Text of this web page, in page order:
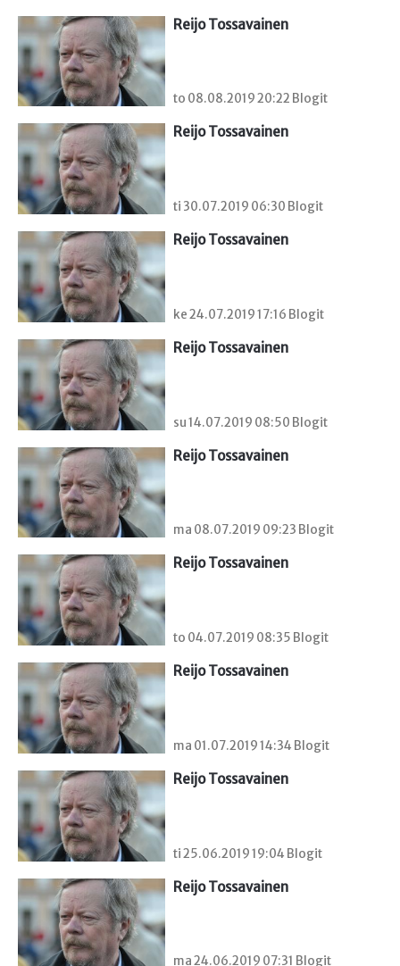
Reijo Tossavainen
to 08.08.2019 20:22 Blogit
Reijo Tossavainen
ti 30.07.2019 06:30 Blogit
Reijo Tossavainen
ke 24.07.2019 17:16 Blogit
Reijo Tossavainen
su 14.07.2019 08:50 Blogit
Reijo Tossavainen
ma 08.07.2019 09:23 Blogit
Reijo Tossavainen
to 04.07.2019 08:35 Blogit
Reijo Tossavainen
ma 01.07.2019 14:34 Blogit
Reijo Tossavainen
ti 25.06.2019 19:04 Blogit
Reijo Tossavainen
ma 24.06.2019 07:31 Blogit